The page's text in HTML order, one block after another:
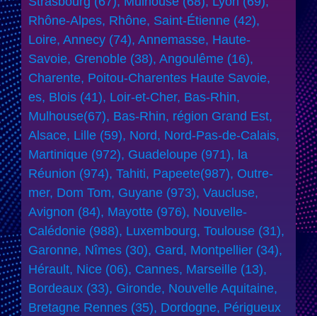
Rhône-Alpes, Rhône, Saint-Étienne (42),
Loire, Annecy (74), Annemasse, Haute-
Savoie, Grenoble (38), Angoulême (16),
Charente, Poitou-Charentes Haute Savoie,
es, Blois (41), Loir-et-Cher, Bas-Rhin,
Mulhouse(67), Bas-Rhin, région Grand Est,
Alsace, Lille (59), Nord, Nord-Pas-de-Calais,
Martinique (972), Guadeloupe (971), la
Réunion (974), Tahiti, Papeete(987), Outre-
mer, Dom Tom, Guyane (973), Vaucluse,
Avignon (84), Mayotte (976), Nouvelle-
Calédonie (988), Luxembourg, Toulouse (31),
Garonne, Nîmes (30), Gard, Montpellier (34),
Hérault, Nice (06), Cannes, Marseille (13),
Bordeaux (33), Gironde, Nouvelle Aquitaine,
Bretagne Rennes (35), Dordogne, Périgueux